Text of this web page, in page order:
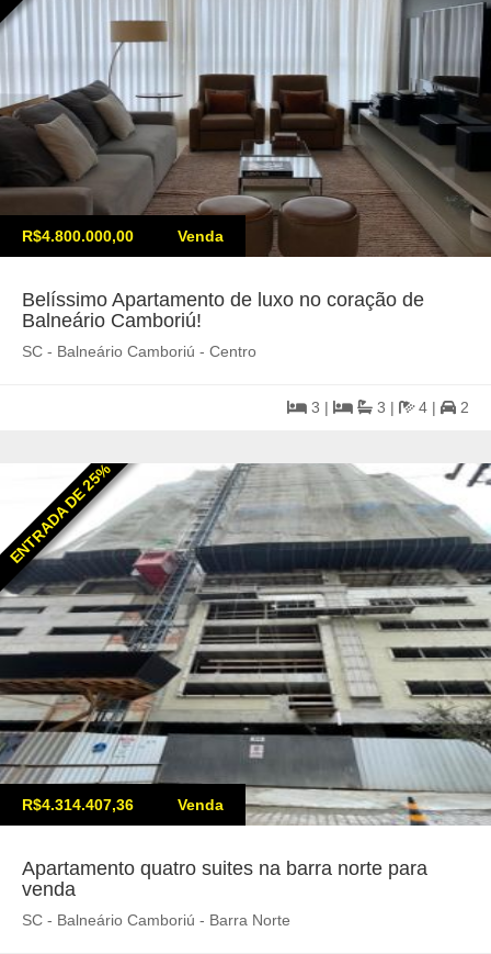
R$4.800.000,00 Venda
Belíssimo Apartamento de luxo no coração de
Balneário Camboriú!
SC - Balneário Camboriú - Centro
3 | 3 | 4 | 2
ENTRADA DE 25%
R$4.314.407,36 Venda
Apartamento quatro suites na barra norte para
venda
SC - Balneário Camboriú - Barra Norte